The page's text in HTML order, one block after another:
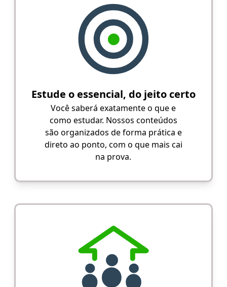
Estude o essencial, do jeito certo
Você saberá exatamente o que e
como estudar. Nossos conteúdos
são organizados de forma prática e
direto ao ponto, com o que mais cai
na prova.